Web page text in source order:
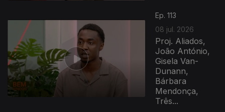
Ep. 113
08 jul. 2026
Proj. Aliados,
João António,
Gisela Van-
Dunann,
Bárbara
Mendonça,
Três...